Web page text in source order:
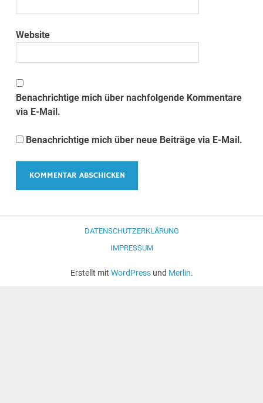
Website
Benachrichtige mich über nachfolgende Kommentare
via E-Mail.
Benachrichtige mich über neue Beiträge via E-Mail.
DATENSCHUTZERKLÄRUNG
IMPRESSUM
Erstellt mit WordPressund Merlin.